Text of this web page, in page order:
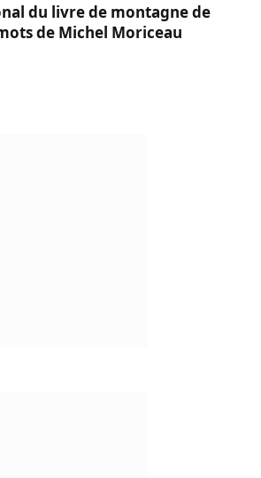
du livre de montagne de
de Michel Moriceau